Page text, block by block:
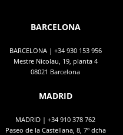
BARCELONA
BARCELONA | +34 930 153 956
Mestre Nicolau, 19, planta 4
08021 Barcelona
MADRID
MADRID | +34 910 378 762
Paseo de la Castellana, 8, 7º dcha